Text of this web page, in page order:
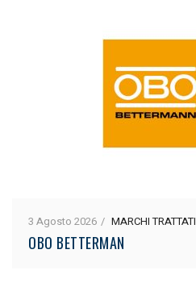
3 Agosto 2026 MARCHI TRATTATI
OBO BETTERMAN